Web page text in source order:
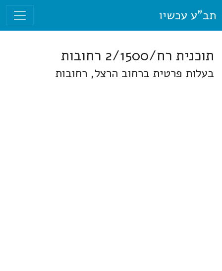
תב"ע עכשיו
תוכנית רח/2/1500 רחובות
בעלות פרטית ברחוב הרצל, רחובות